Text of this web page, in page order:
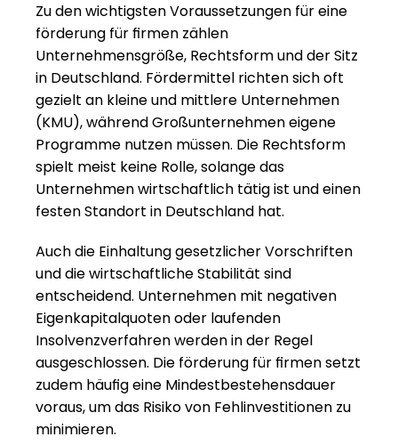
Zu den wichtigsten Voraussetzungen für eine
förderung für firmen zählen
Unternehmensgröße, Rechtsform und der Sitz
in Deutschland. Fördermittel richten sich oft
gezielt an kleine und mittlere Unternehmen
(KMU), während Großunternehmen eigene
Programme nutzen müssen. Die Rechtsform
spielt meist keine Rolle, solange das
Unternehmen wirtschaftlich tätig ist und einen
festen Standort in Deutschland hat.
Auch die Einhaltung gesetzlicher Vorschriften
und die wirtschaftliche Stabilität sind
entscheidend. Unternehmen mit negativen
Eigenkapitalquoten oder laufenden
Insolvenzverfahren werden in der Regel
ausgeschlossen. Die förderung für firmen setzt
zudem häufig eine Mindestbestehensdauer
voraus, um das Risiko von Fehlinvestitionen zu
minimieren.